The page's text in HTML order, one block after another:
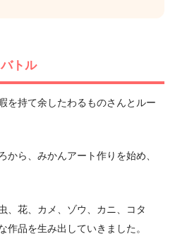
トル
を持て余したわるものさんとルー
から、みかんアート作りを始め、
、花、カメ、ゾウ、カニ、コタ
作品を生み出していきました。